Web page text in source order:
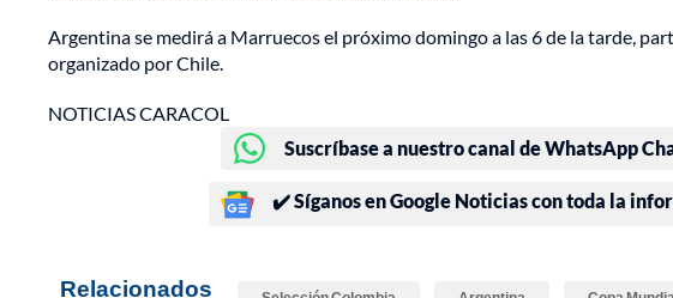
Argentina se medirá a Marruecos el próximo domingo a las 6 de la tarde,
organizado por Chile.
NOTICIAS CARACOL
Suscríbase a nuestro canal de WhatsApp
✔️ Síganos en Google Noticias con toda la
Relacionados